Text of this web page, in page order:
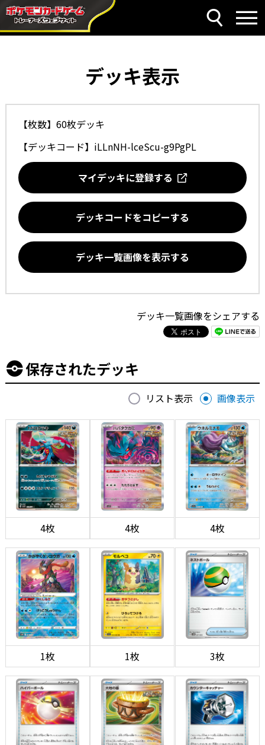
デッキ表示
【枚数】60枚デッキ
【デッキコード】 iLLnNH-lceScu-g9PgPL
マイデッキに登録する
デッキコードをコピーする
デッキ一覧画像を表示する
デッキ一覧画像をシェアする
保存されたデッキ
リスト表示 画像表示
4枚 4枚 4枚
1枚 1枚 3枚